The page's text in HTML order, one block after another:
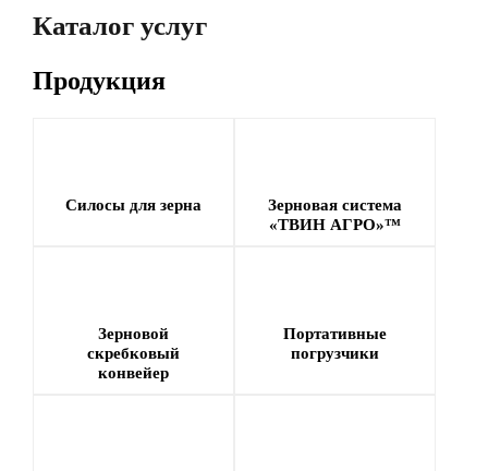
30 000 тонн
Каталог услуг
Продукция
Силосы для зерна
Зерновая система
«ТВИН АГРО»™
Зерновой
скребковый
конвейер
Портативные
погрузчики